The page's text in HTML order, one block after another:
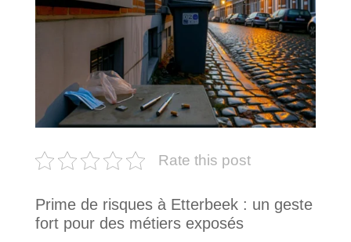
Rate this post
Prime de risques à Etterbeek : un geste
fort pour des métiers exposés